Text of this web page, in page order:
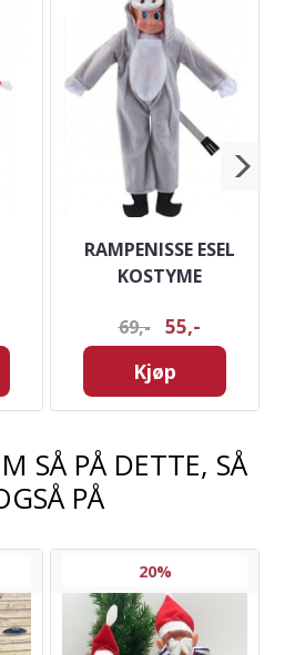
RAMPENISSE ESEL
KOSTYME
69,-
55,-
Kjøp
SÅ PÅ DETTE, SÅ
PÅ
20%